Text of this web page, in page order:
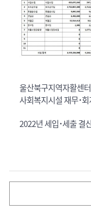
울산북구지역자활센
사회복지시설 재무˙
2022년 세입˙세출 결